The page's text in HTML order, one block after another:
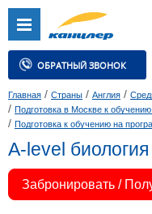
ОБРАТНЫЙ ЗВОНОК
Главная / Страны / Англия /
/ Подготовка в Москве к
/ Подготовка к обучению на
A-level биология
Забронировать /